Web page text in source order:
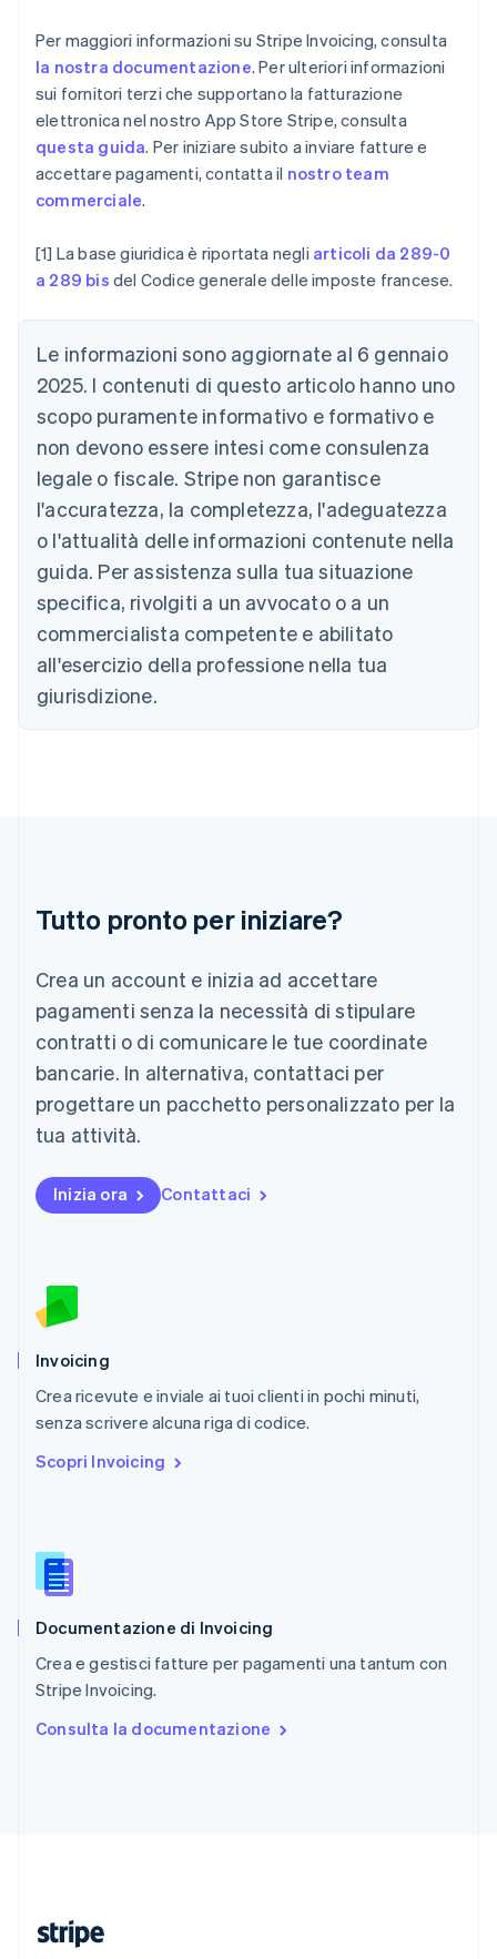
Per maggiori informazioni su Stripe Invoicing, consulta
la nostra documentazione. Per ulteriori informazioni
sui fornitori terzi che supportano la fatturazione
elettronica nel nostro App Store Stripe, consulta
questa guida. Per iniziare subito a inviare fatture e
accettare pagamenti, contatta il nostro team
commerciale.
[1] La base giuridica è riportata negli articoli da 289-0
a 289 bis del Codice generale delle imposte francese.
Le informazioni sono aggiornate al 6 gennaio
2025. I contenuti di questo articolo hanno uno
scopo puramente informativo e formativo e
non devono essere intesi come consulenza
legale o fiscale. Stripe non garantisce
l'accuratezza, la completezza, l'adeguatezza
o l'attualità delle informazioni contenute nella
guida. Per assistenza sulla tua situazione
specifica, rivolgiti a un avvocato o a un
commercialista competente e abilitato
all'esercizio della professione nella tua
giurisdizione.
Tutto pronto per iniziare?
Crea un account e inizia ad accettare
pagamenti senza la necessità di stipulare
contratti o di comunicare le tue coordinate
bancarie. In alternativa, contattaci per
progettare un pacchetto personalizzato per la
tua attività.
Inizia ora Contattaci
Invoicing
Crea ricevute e inviale ai tuoi clienti in pochi minuti,
senza scrivere alcuna riga di codice.
Scopri Invoicing
Documentazione di Invoicing
Crea e gestisci fatture per pagamenti una tantum con
Stripe Invoicing.
Consulta la documentazione
Bulgaria
English
Canada
English Français
Cina continentale
简体中文English
Cipro
English
EnglishItaliano
Danimarca
English
Emirati Arabi Uniti
Estonia
English
Finlandia
Francia
FrançaisEnglish
Germania
DeutschEnglish
Giappone
日本語English
English
Grecia
India
English
English
FrançaisDeutschEnglish
English简体中文
Malta
English
Messico
Español English
Norvegia
Nuova Zelanda
English
Paesi Bassi
English
Portogallo
RAS di Hong Kong, Cina
English
Regno Unito
English
English
English
Slovacchia
Slovenia
Spagna
EspañolEnglish
English Español简体中文